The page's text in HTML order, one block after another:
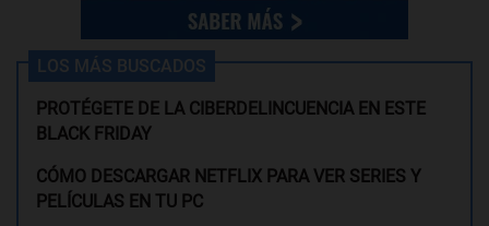
LOS MÁS BUSCADOS
PROTÉGETE DE LA CIBERDELINCUENCIA EN ESTE
BLACK FRIDAY
CÓMO DESCARGAR NETFLIX PARA VER SERIES Y
PELÍCULAS EN TU PC